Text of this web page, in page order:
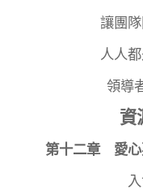
讓團
人人
領導
資
第十二章 愛心